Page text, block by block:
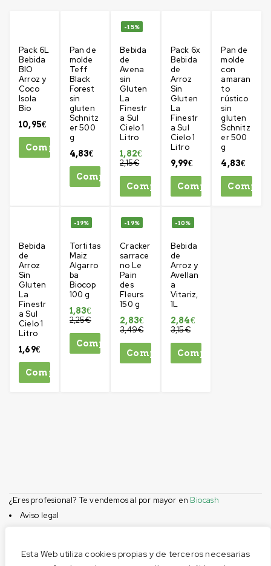
Esta Web utiliza cookies propias y de terceros necesarias
Pack 6L
Bebida
BIO
Arroz y
Coco
Isola
Bio
10,95€
Comprar
Pan de
molde
Teff
Black
Forest
sin
gluten
Schnitz
er 500
g
4,83€
Comprar
-15%
Bebida
de
Avena
sin
Gluten
La
Finestr
a Sul
Cielo 1
Litro
2,15€
1,82€
Comprar
Pack 6x
Bebida
de
Arroz
Sin
Gluten
La
Finestr
a Sul
Cielo 1
Litro
9,99€
Comprar
Pan de
molde
con
amaran
to
rústico
sin
gluten
Schnitz
er 500
g
4,83€
Bebida
de
Arroz
Sin
Gluten
La
Finestr
a Sul
Cielo 1
Litro
1,69€
Comprar
-19%
Tortitas
Maiz
Algarro
ba
Biocop
100 g
2,25€
1,83€
Comprar
-19%
Cracker
sarrace
no Le
Pain
des
Fleurs
150 g
3,49€
2,83€
Comprar
-10%
Bebida
de
Arroz y
Avellan
a
Vitariz,
1L
3,15€
2,84€
Comprar
¿Eres profesional? Te vendemos al por mayor en Biocash
Aviso legal
Privacidad